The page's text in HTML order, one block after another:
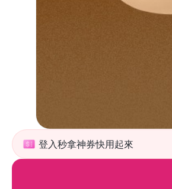
登入秒拿神券快用起來